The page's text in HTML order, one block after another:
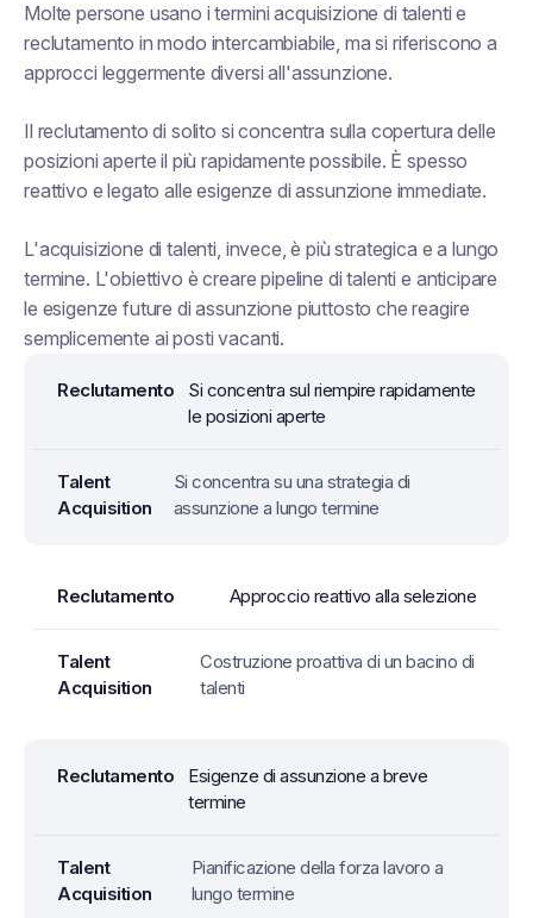
Molte persone usano i termini acquisizione di talenti e
reclutamento in modo intercambiabile, ma si riferiscono a
approcci leggermente diversi all'assunzione.
Il reclutamento di solito si concentra sulla copertura delle
posizioni aperte il più rapidamente possibile. È spesso
reattivo e legato alle esigenze di assunzione immediate.
L'acquisizione di talenti, invece, è più strategica e a lungo
termine. L'obiettivo è creare pipeline di talenti e anticipare
le esigenze future di assunzione piuttosto che reagire
semplicemente ai posti vacanti.
Si concentra sul riempire rapidamente
le posizioni aperte
Si concentra su una strategia di
assunzione a lungo termine
Approccio reattivo alla selezione
Costruzione proattiva di un bacino di
talenti
Esigenze di assunzione a breve
termine
Pianificazione della forza lavoro a
lungo termine